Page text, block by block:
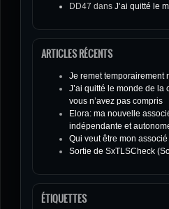
DD47 dans J’ai quitté le
ARTICLES RÉCENTS
Je remet temporairement
J’ai quitté le monde de
vous n’avez pas compris
Elora: ma nouvelle
indépendante et
Qui veut être mon
Sortie de SxTLSCheck
ÉTIQUETTES